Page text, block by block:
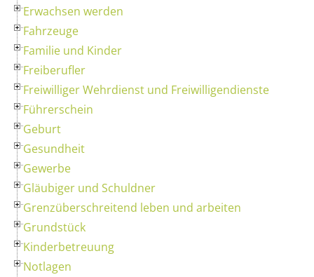
Erwachsen werden
Fahrzeuge
Familie und Kinder
Freiberufler
Freiwilliger Wehrdienst und Freiwilligendienste
Führerschein
Geburt
Gesundheit
Gewerbe
Gläubiger und Schuldner
Grenzüberschreitend leben und arbeiten
Grundstück
Kinderbetreuung
Notlagen